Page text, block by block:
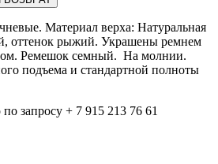
Материал верха: Натуральная
оттенок рыжий. Украшены ремнем
Ремешок семный. На молнии.
подъема и стандартной полноты
запросу + 7 915 213 76 61